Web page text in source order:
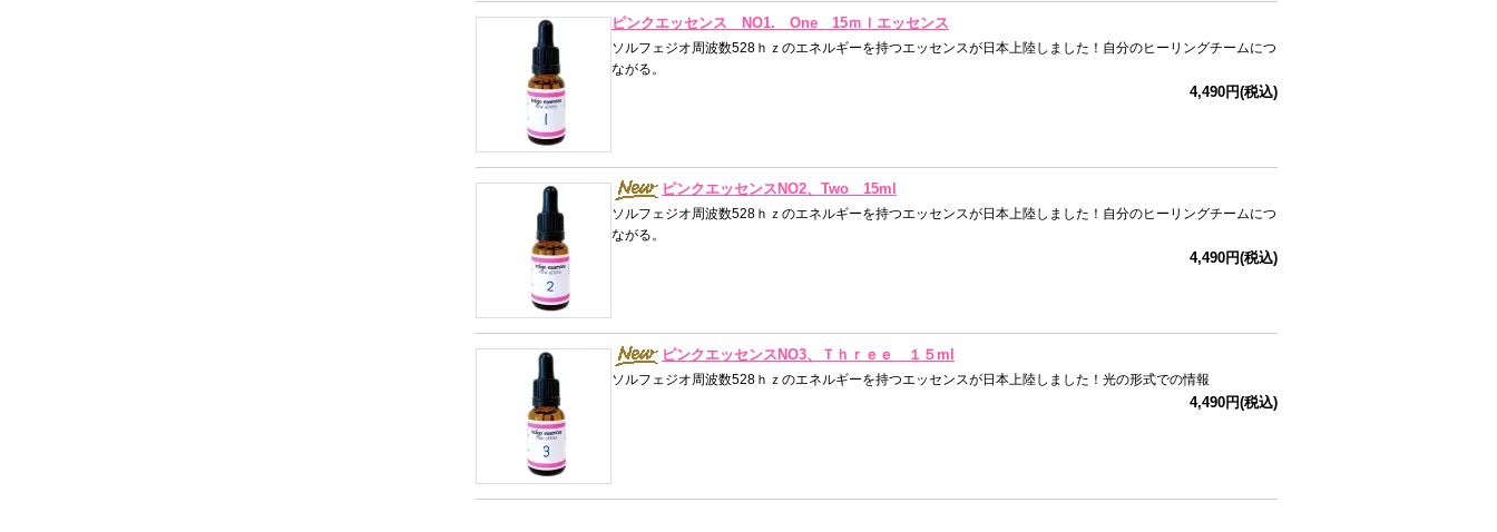
ピンクエッセンス NO1. One 15ｍｌエッセンス
ソルフェジオ周波数528ｈｚのエネルギーを持つエッセンスが日本上陸しました！自分のヒーリングチームにつ
ながる。
4,490円(税込)
ピンクエッセンスNO2、Two 15ml
ソルフェジオ周波数528ｈｚのエネルギーを持つエッセンスが日本上陸しました！自分のヒーリングチームにつ
ながる。
4,490円(税込)
ピンクエッセンスNO3、Ｔｈｒｅｅ １５ml
ソルフェジオ周波数528ｈｚのエネルギーを持つエッセンスが日本上陸しました！光の形式での情報
4,490円(税込)